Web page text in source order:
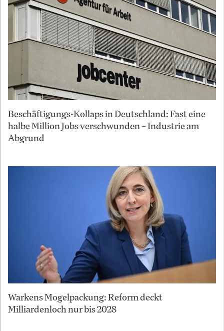
Beschäftigungs-Kollaps in Deutschland: Fast eine
halbe Million Jobs verschwunden – Industrie am
Abgrund
Warkens Mogelpackung: Reform deckt
Milliardenloch nur bis 2028